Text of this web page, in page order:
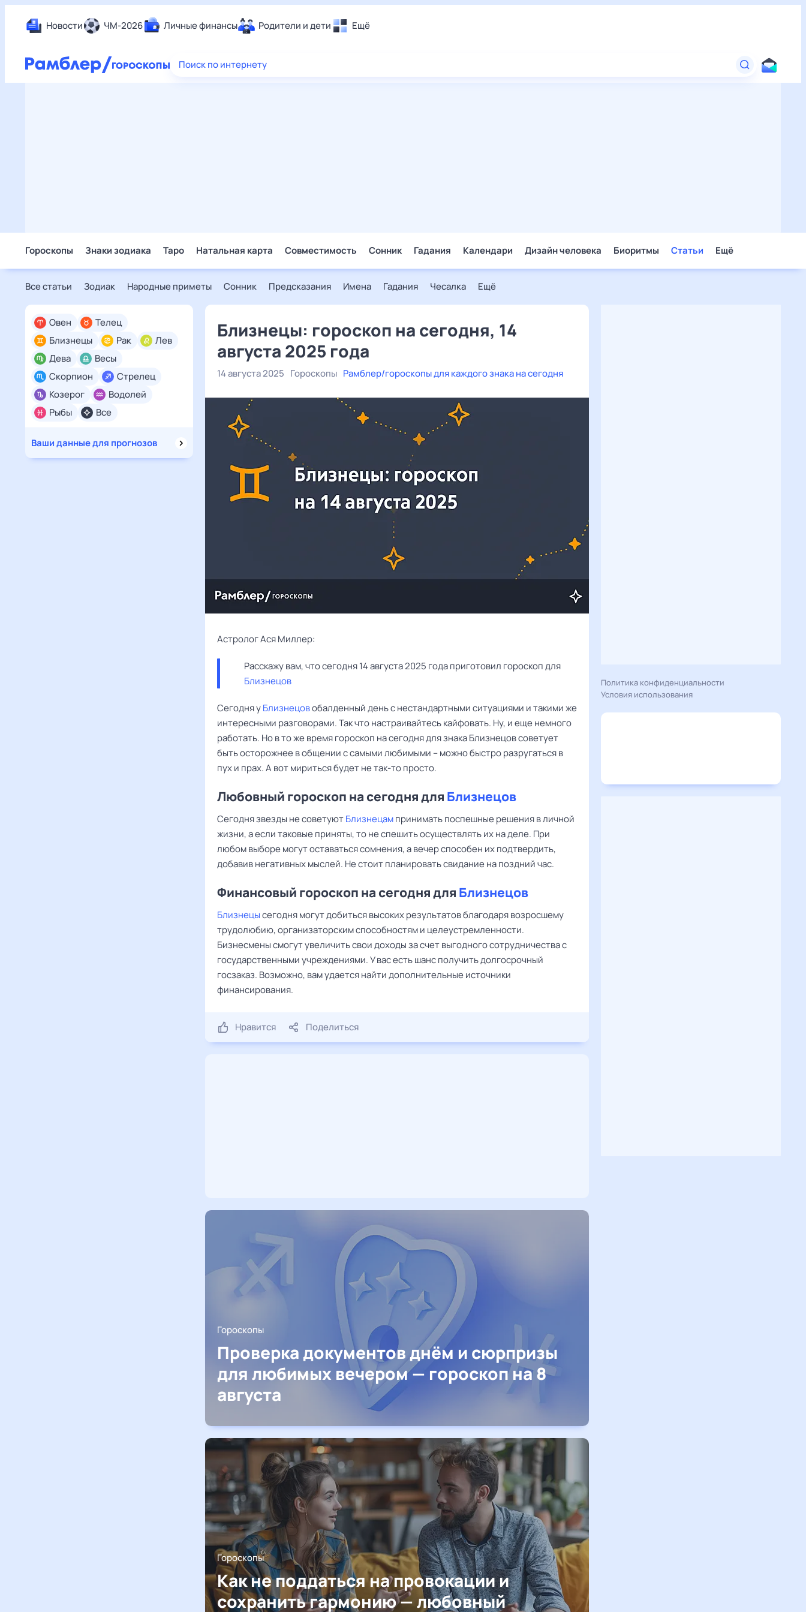
Новости ЧМ-2026 Личные финансы Родители и дети Ещё
Еда
Поиск по интернету
Гороскопы Знаки зодиака Таро Натальная карта Совместимость Сонник Гадания Календари Дизайн человека Биоритмы Статьи Ещё
Все статьи Зодиак Народные приметы Сонник Предсказания Имена Гадания Чесалка Ещё
Все
Овен
Телец
Близнецы
Рак
Лев
Дева
Весы
Скорпион
Стрелец
Козерог
Водолей
Рыбы
Ваши данные для прогнозов
Близнецы: гороскоп на сегодня, 14
августа 2025 года
14 августа 2025 Гороскопы Рамблер/гороскопы для каждого знака на сегодня
Астролог Ася Миллер:
Близнецов
Сегодня уБлизнецовобалденный день с нестандартными ситуациями и такими же
интересными разговорами. Так что настраивайтесь кайфовать. Ну, и еще немного
работать. Но в то же время гороскоп на сегодня для знака Близнецов советует
быть осторожнее в общении с самыми любимыми – можно быстро разругаться в
пух и прах. А вот мириться будет не так-то просто.
Любовный гороскоп на сегодня для Близнецов
Сегодня звезды не советуютБлизнецампринимать поспешные решения в личной
жизни, а если таковые приняты, то не спешить осуществлять их на деле. При
любом выборе могут оставаться сомнения, а вечер способен их подтвердить,
добавив негативных мыслей. Не стоит планировать свидание на поздний час.
Финансовый гороскоп на сегодня для Близнецов
Близнецысегодня могут добиться высоких результатов благодаря возросшему
трудолюбию, организаторским способностям и целеустремленности.
Бизнесмены смогут увеличить свои доходы за счет выгодного сотрудничества с
государственными учреждениями. У вас есть шанс получить долгосрочный
госзаказ. Возможно, вам удается найти дополнительные источники
финансирования.
Нравится Поделиться
Гороскопы
Проверка документов днём и сюрпризы
для любимых вечером — гороскоп на 8
августа
Гороскопы
Как не поддаться на провокации и
сохранить гармонию — любовный
Политика конфиденциальности
Условия использования